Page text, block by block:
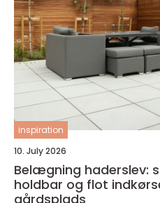
inspiration
10. July 2026
Belægning haderslev:
holdbar og flot
gårdsplads